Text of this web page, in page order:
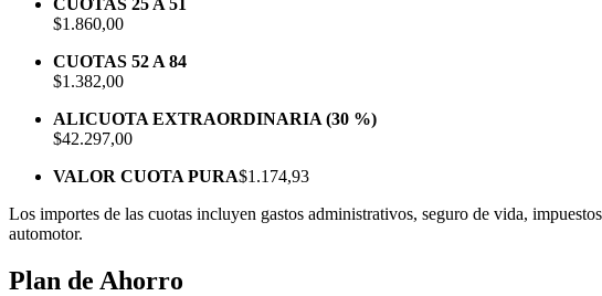
$1.860,00
CUOTAS 52 A 84
$1.382,00
ALICUOTA EXTRAORDINARIA (30 %)
$42.297,00
VALOR CUOTA PURA$1.174,93
Los importes de las cuotas incluyen gastos administrativos, seguro de vida,
automotor.
Plan de Ahorro